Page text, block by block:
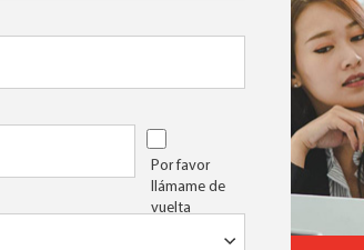
Por favor
llámame de
vuelta